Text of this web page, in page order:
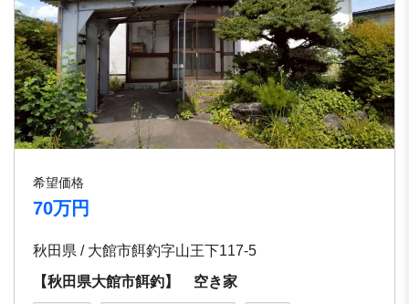
希望価格
70万円
秋田県 / 大館市餌釣字山王下117-5
【秋田県大館市餌釣】 空き家